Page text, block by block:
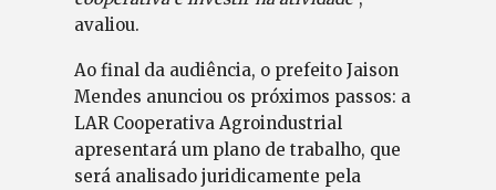
avaliou.
Ao final da audiência, o prefeito Jaison
Mendes anunciou os próximos passos: a
LAR Cooperativa Agroindustrial
apresentará um plano de trabalho, que
será analisado juridicamente pela